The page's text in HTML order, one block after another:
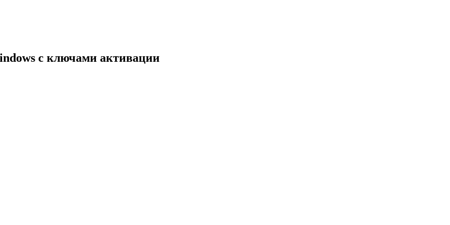
с ключами активации